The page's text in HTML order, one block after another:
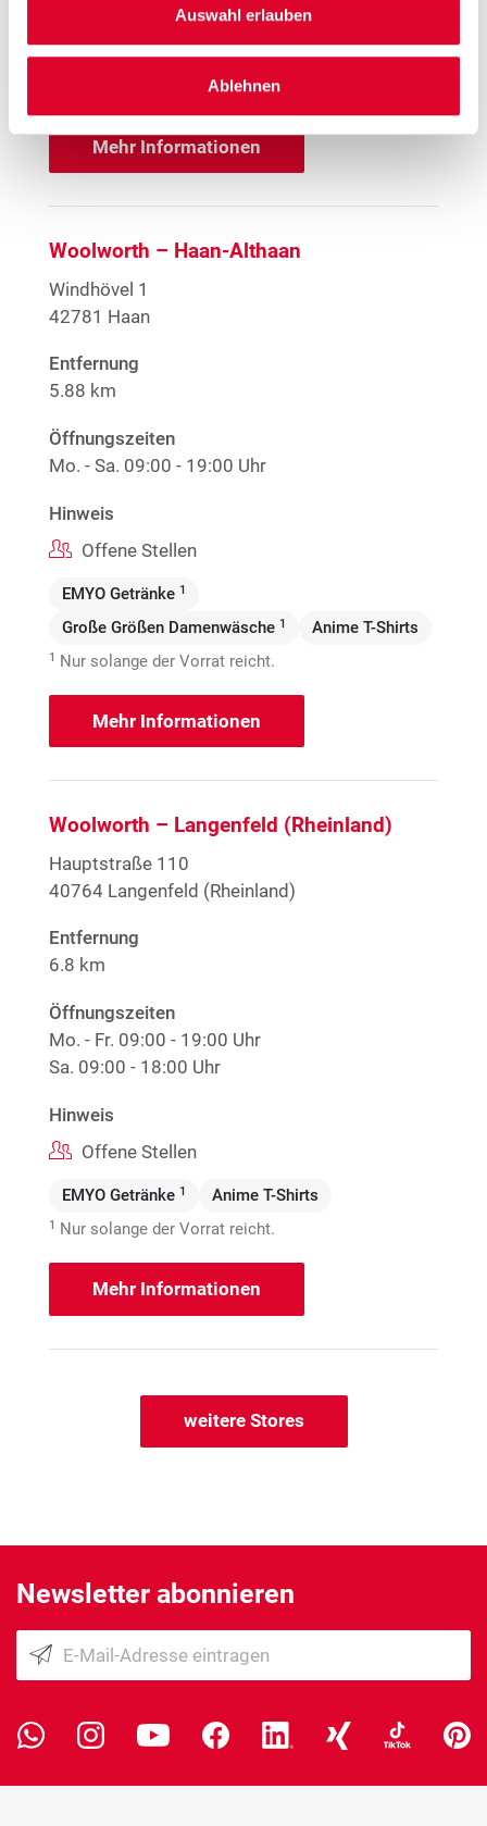
Auswahl erlauben
Ablehnen
Offene Stellen
EMYO Getränke1 Anime T-Shirts
Nur solange der Vorrat reicht.
Mehr Informationen
Woolworth – Haan-Althaan
Windhövel 1
42781 Haan
Entfernung
5.88 km
Öffnungszeiten
Mo. - Sa. 09:00 - 19:00 Uhr
Hinweis
Offene Stellen
EMYO Getränke 1
Große Größen Damenwäsche 1 Anime T-Shirts
1 Nur solange der Vorrat reicht.
Mehr Informationen
Woolworth – Langenfeld (Rheinland)
Hauptstraße 110
40764 Langenfeld (Rheinland)
Entfernung
6.8 km
Öffnungszeiten
Mo. - Fr. 09:00 - 19:00 Uhr
Sa. 09:00 - 18:00 Uhr
Hinweis
Offene Stellen
EMYO Getränke 1 Anime T-Shirts
1 Nur solange der Vorrat reicht.
Mehr Informationen
weitere Stores
Newsletter abonnieren